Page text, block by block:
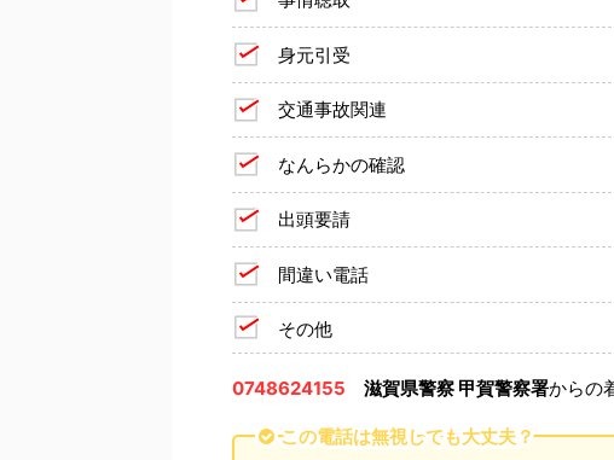
身元引受
交通事故関連
なんらかの確認
出頭要請
間違い電話
その他
0748624155 滋賀県警察 甲賀警察署からの
この電話は無視しても大丈夫？